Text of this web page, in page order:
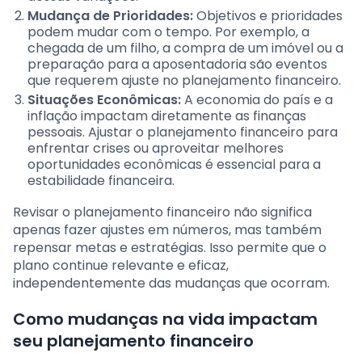
Mudança de Prioridades:Objetivos e prioridades
podem mudar com o tempo. Por exemplo, a
chegada de um filho, a compra de um imóvel ou a
preparação para a aposentadoria são eventos
que requerem ajuste no planejamento financeiro.
Situações Econômicas:A economia do país e a
inflação impactam diretamente as finanças
pessoais. Ajustar o planejamento financeiro para
enfrentar crises ou aproveitar melhores
oportunidades econômicas é essencial para a
estabilidade financeira.
Revisar o planejamento financeiro não significa
apenas fazer ajustes em números, mas também
repensar metas e estratégias. Isso permite que o
plano continue relevante e eficaz,
independentemente das mudanças que ocorram.
Como mudanças na vida impactam
seu planejamento financeiro